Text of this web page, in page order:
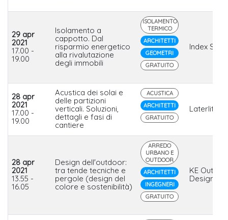
29 apr
2021
17.00 -
19.00
Isolamento a
cappotto. Dal
risparmio energetico
alla rivalutazione
degli immobili
ISOLAMENTO
TERMICO
ARCHITETTI
GEOMETRI
GRATUITO
Index Spa
28 apr
2021
17.00 -
19.00
Acustica dei solai e
delle partizioni
verticali. Soluzioni,
dettagli e fasi di
cantiere
ACUSTICA
ARCHITETTI
GRATUITO
Laterlite
28 apr
2021
13.55 -
16.05
Design dell'outdoor:
tra tende tecniche e
pergole (design del
colore e sostenibilità)
ARREDO
URBANO E
OUTDOOR
ARCHITETTI
INGEGNERI
GRATUITO
KE
Design